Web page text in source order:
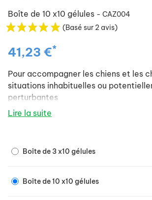
Boîte de 10 x10 gélules - CAZ004
(Basé sur 2 avis)
41,23 €*
Pour accompagner les chiens et les
situations inhabituelles ou
perturbantes
Lire la suite
Boîte de 3 x10 gélules
Boîte de 10 x10 gélules